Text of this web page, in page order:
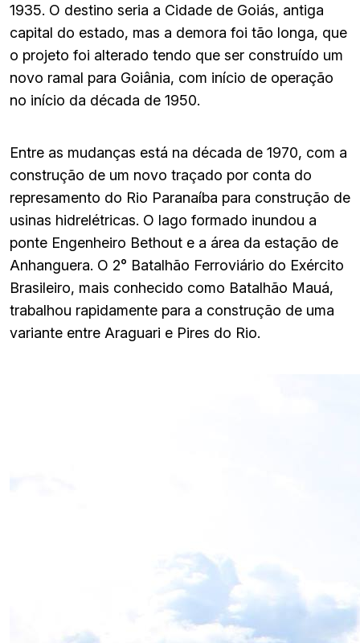
1935. O destino seria a Cidade de Goiás, antiga
capital do estado, mas a demora foi tão longa, que
o projeto foi alterado tendo que ser construído um
novo ramal para Goiânia, com início de operação
no início da década de 1950.
Entre as mudanças está na década de 1970, com a
construção de um novo traçado por conta do
represamento do Rio Paranaíba para construção de
usinas hidrelétricas. O lago formado inundou a
ponte Engenheiro Bethout e a área da estação de
Anhanguera. O 2° Batalhão Ferroviário do Exército
Brasileiro, mais conhecido como Batalhão Mauá,
trabalhou rapidamente para a construção de uma
variante entre Araguari e Pires do Rio.